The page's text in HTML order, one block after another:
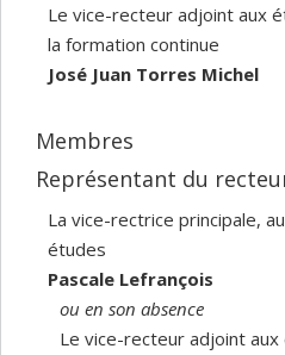
Le vice-recteur adjoint aux
la formation continue
José Juan Torres Michel
Membres
Représentant du
La vice-rectrice principale,
études
Pascale Lefrançois
ou en son absence
Le vice-recteur adjoint